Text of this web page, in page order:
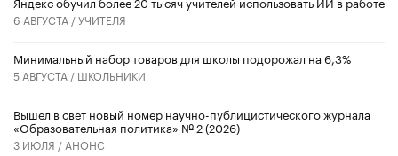
6 АВГУСТА /УЧИТЕЛЯ
Минимальный набор товаров для школы подорожал на 6,3%
5 АВГУСТА / ШКОЛЬНИКИ
Вышел в свет новый номер научно-публицистического журнала
«Образовательная политика» № 2 (2026)
3 ИЮЛЯ / АНОНС